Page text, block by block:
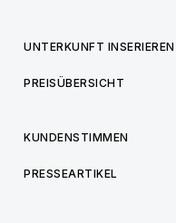
UNTERKUNFT INSERIEREN
PREISÜBERSICHT
KUNDENSTIMMEN
PRESSEARTIKEL